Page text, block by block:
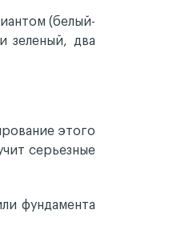
(белый-
зеленый, два
этого
серьезные
фундамента